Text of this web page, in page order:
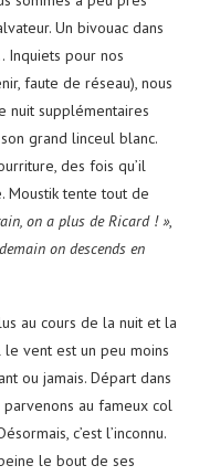
Un bivouac dans
Inquiets pour nos
faute de réseau), nous
nuit supplémentaires
grand linceul blanc.
des fois qu’il
Moustik tente tout de
on a plus de Ricard ! »,
on descends en
au cours de la nuit et la
le vent est un peu moins
ou jamais. Départ dans
parvenons au fameux col
c’est l’inconnu.
le bout de ses